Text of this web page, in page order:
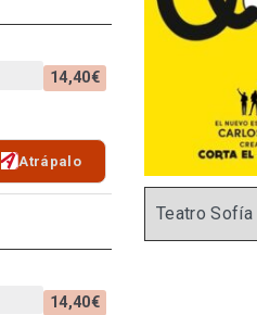
14,40€
Atrápalo
14,40€
Teatro Sofía